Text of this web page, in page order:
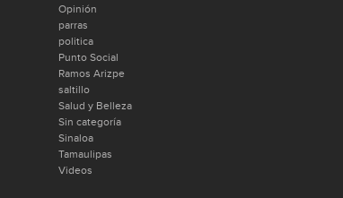
Opinión
parras
politica
Punto Social
Ramos Arizpe
saltillo
Salud y Belleza
Sin categoría
Sinaloa
Tamaulipas
Videos